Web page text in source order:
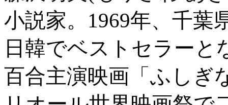
小説家。1969年、千葉
日韓でベストセラーと
百合主演映画「ふしぎ